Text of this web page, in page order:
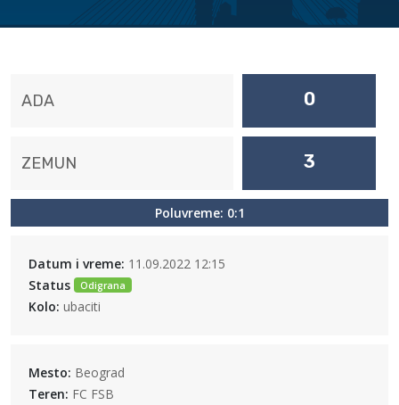
ADA 0
ZEMUN 3
Poluvreme: 0:1
Datum i vreme: 11.09.2022 12:15
Status
Odigrana
Kolo: ubaciti
Mesto: Beograd
Teren: FC FSB